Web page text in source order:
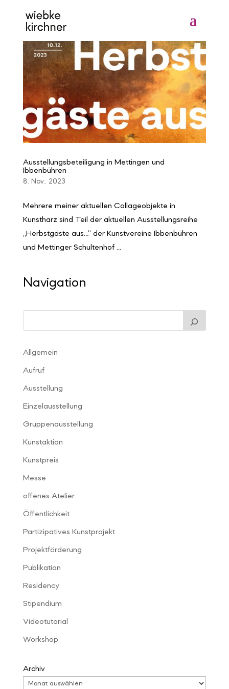
Ausstellungsbeteiligung in Mettingen und
Ibbenbühren
8. Nov.. 2023
Mehrere meiner aktuellen Collageobjekte in
Kunstharz sind Teil der aktuellen Ausstellungsreihe
„Herbstgäste aus…“ der Kunstvereine Ibbenbühren
und Mettinger Schultenhof …
Navigation
Allgemein
Aufruf
Ausstellung
Einzelausstellung
Gruppenausstellung
Kunstaktion
Kunstpreis
Messe
offenes Atelier
Öffentlichkeit
Partizipatives Kunstprojekt
Projektförderung
Publikation
Residency
Stipendium
Videotutorial
Workshop
Archiv